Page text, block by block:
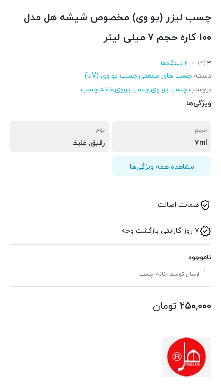
چسب لیزر (یو وی) مخصوص شیشه هل مدل
۱۰۰ کاره حجم ۷ میلی لیتر
3
(2) 2 دیدگاه‌ها
دسته:چسب های صنعتی,چسب یو وی (UV)
برچسب:چسب یو وی,چسب یووی,خانه چسب
ویژگی‌ها
حجم
7ml
نوع
رقیق, غلیظ
مشاهده همه ویژگی‌ها
ضمانت اصالت
7 روز گارانتی بازگشت وجه
ناموجود
ارسال توسط خانه چسب
۲۵۰,۰۰۰ تومان